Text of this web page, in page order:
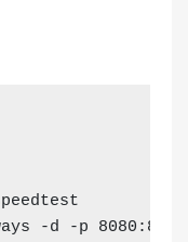
-d -p 8080:80